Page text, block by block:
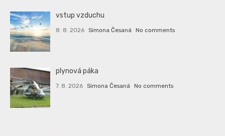
vstup vzduchu
8. 8. 2026 Simona Česaná No comments
plynová páka
7. 8. 2026 Simona Česaná No comments